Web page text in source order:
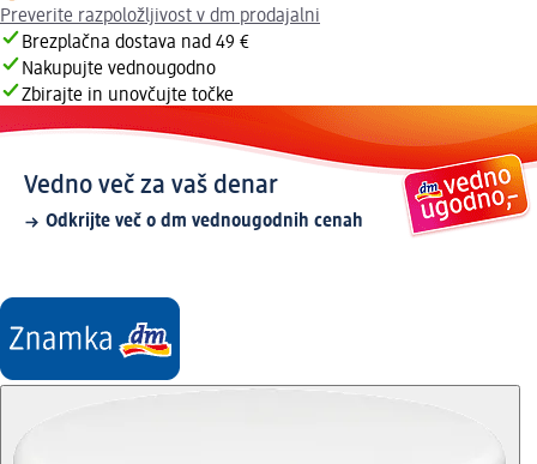
Preverite razpoložljivost v dm prodajalni
Brezplačna dostava nad 49 €
Nakupujte vednougodno
Zbirajte in unovčujte točke
Vedno več za vaš denar
Odkrijte več o dm vednougodnih cenah